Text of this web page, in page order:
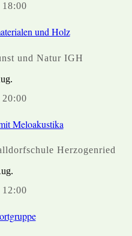
18:00
und Holz
und Natur IGH
20:00
Meloakustika
Herzogenried
12:00